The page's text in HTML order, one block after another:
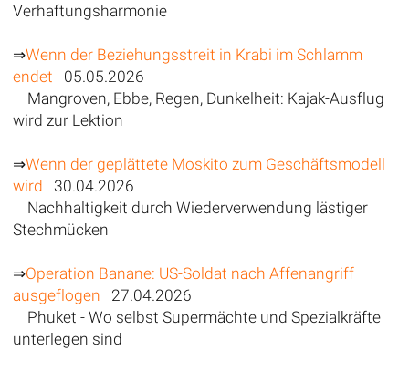
Verhaftungsharmonie
⇒Wenn der Beziehungsstreit in Krabi im Schlamm
endet 05.05.2026
Mangroven, Ebbe, Regen, Dunkelheit: Kajak-Ausflug
wird zur Lektion
⇒Wenn der geplättete Moskito zum Geschäftsmodell
wird 30.04.2026
Nachhaltigkeit durch Wiederverwendung lästiger
Stechmücken
⇒Operation Banane: US-Soldat nach Affenangriff
ausgeflogen 27.04.2026
Phuket - Wo selbst Supermächte und Spezialkräfte
unterlegen sind